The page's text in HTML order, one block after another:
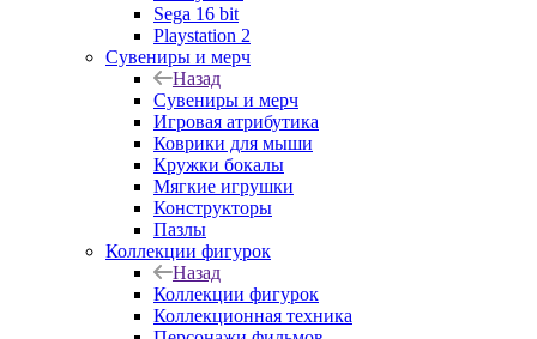
Sega 16 bit
Playstation 2
Сувениры и мерч
Назад
Сувениры и мерч
Игровая атрибутика
Коврики для мыши
Кружки бокалы
Мягкие игрушки
Конструкторы
Пазлы
Коллекции фигурок
Назад
Коллекции фигурок
Коллекционная техника